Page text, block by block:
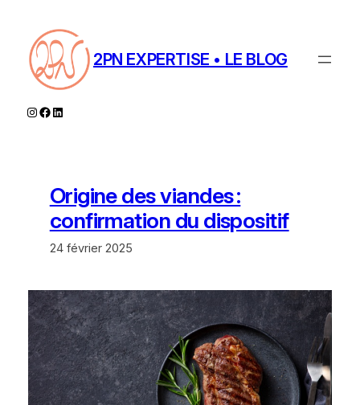
contenu
2PN EXPERTISE • LE BLOG
Instagram
Facebook
LinkedIn
Origine des viandes :
confirmation du dispositif
24 février 2025